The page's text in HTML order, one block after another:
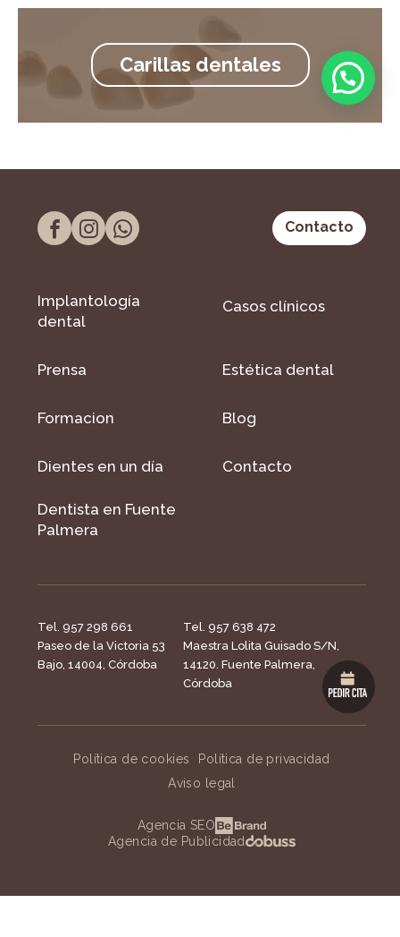
Carillas dentales
Contacto
Implantología
dental
Casos clínicos
Prensa Estética dental
Formacion Blog
Dientes en un día Contacto
Dentista en Fuente
Palmera
Tel. 957 298 661
Paseo de la Victoria 53
Bajo, 14004, Córdoba
Tel. 957 638 472
Maestra Lolita Guisado S/N,
14120. Fuente Palmera,
Córdoba
Política de cookies
Política de privacidad
Aviso legal
Agencia SEO
Agencia de Publicidad